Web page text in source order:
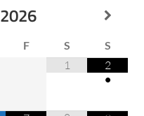
2026
F S S
1 2
•